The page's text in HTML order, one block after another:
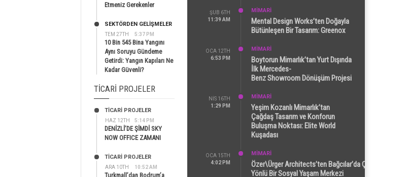
Etmeniz Gerekenler
TEM 27TH 5:37 PM
SEKTÖRDEN GELIŞMELER
10 Bin 545 Bina Yangını
Aynı Soruyu Gündeme
Getirdi: Yangın Kapıları Ne
Kadar Güvenli?
TICARI PROJELER
HAZ 12TH 5:14 PM
TİCARİ PROJELER
DENİZLİ’DE ŞİMDİ SKY
NOW OFFICE ZAMANI
ARA 10TH 10:52 AM
TİCARİ PROJELER
Turkmall’dan Bodrum’a
ŞUB 6TH
11:39 AM
MİMARİ
Mental Design Works’ten Doğayla
Bütünleşen Bir Tasarım: Greenox
OCA 12TH
6:53 PM
MİMARİ
Boytorun Mimarlık’tan Yurt Dışında
İlk Mercedes-
Benz Showroom Dönüşüm Projesi
NIS 16TH
1:29 PM
MİMARİ
Yeşim Kozanlı Mimarlık’tan
Çağdaş Tasarım ve Konforun
Buluşma Noktası: Elite World
Kuşadası
OCA 15TH
4:02 PM
MİMARİ
Özer\Ürger Architects’ten Bağcılar’da Çok
Yönlü Bir Sosyal Yaşam Merkezi